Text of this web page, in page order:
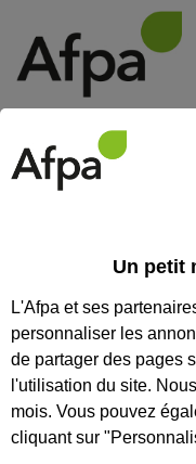
Mettre en
suivant la
Un petit
L'Afpa et ses
personnaliser les
de partager des pages
l'utilisation du site.
mois. Vous pouvez
cliquant sur